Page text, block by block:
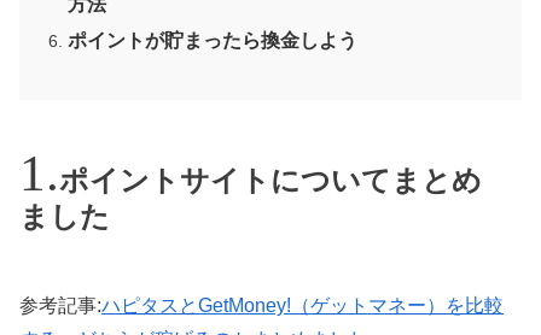
ポイントが貯まったら換金しよう
ポイントサイトについてまとめ
ました
参考記事:ハピタスとGetMoney!（ゲットマネー）を比較